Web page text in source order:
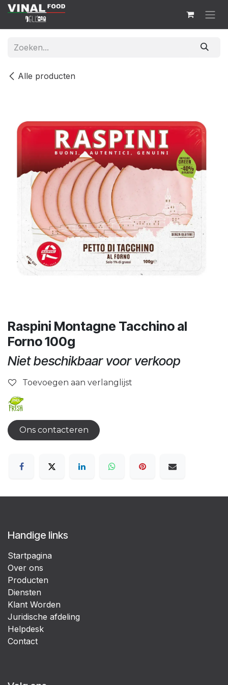
Overslaan naar inhoud
Alle producten
Raspini Montagne Tacchino al
Forno 100g
Niet beschikbaar voor verkoop
Toevoegen aan verlanglijst
Ons contacteren
Handige links
Startpagina
Over ons
Producten
Diensten
Klant Worden
Juridische afdeling
Helpdesk
Contact